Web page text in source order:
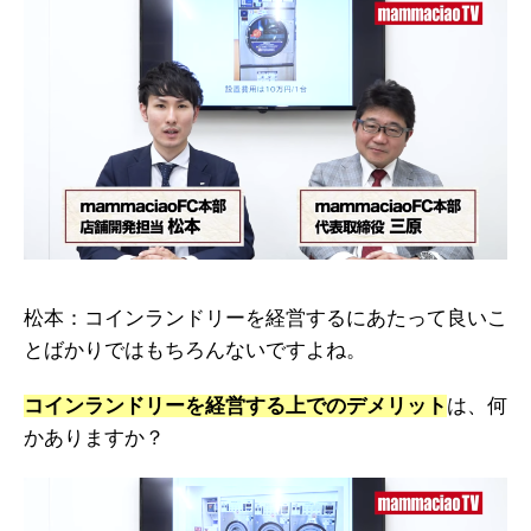
松本：コインランドリーを経営するにあたって良いこ
とばかりではもちろんないですよね。
コインランドリーを経営する上でのデメリット は、何
かありますか？